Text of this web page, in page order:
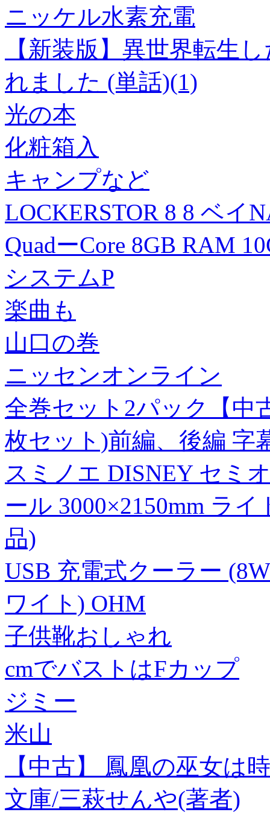
ニッケル水素充電
【新装版】異世界転生
れました (単話)(1)
光の本
化粧箱入
キャンプなど
LOCKERSTOR 8 8 ベイ
QuadーCore 8GB RAM
システムP
楽曲も
山口の巻
ニッセンオンライン
全巻セット2パック【
枚セット)前編、後編 字
スミノエ DISNEY セミ
ール 3000×2150mm ラ
品)
USB 充電式クーラー
ワイト) OHM
子供靴おしゃれ
cmでバストはFカップ
ジミー
米山
【中古】 鳳凰の巫女は
文庫/三萩せんや(著者)